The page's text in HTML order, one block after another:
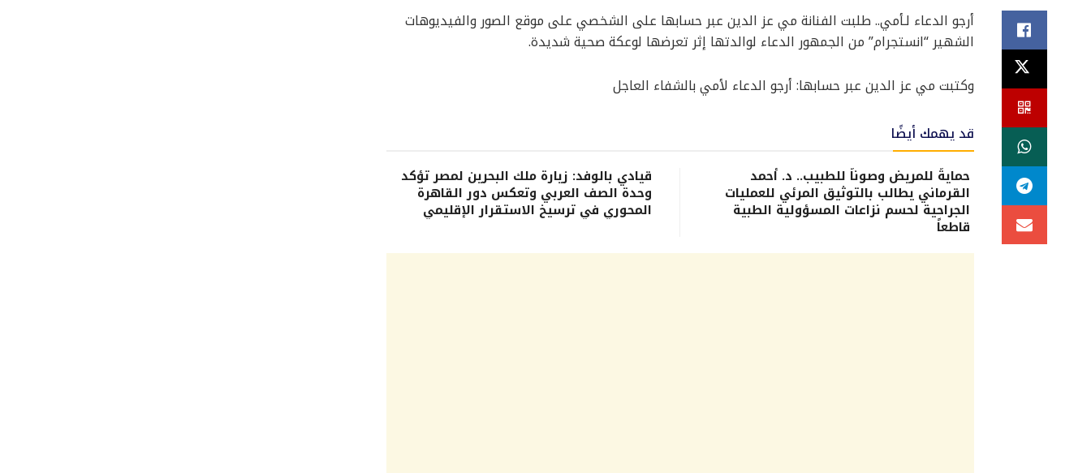
أرجو الدعاء لـأمي.. طلبت الفنانة مي عز الدين عبر حسابها على الشخصي على موقع الصور والفيديوهات
الشهير “انستجرام” من الجمهور الدعاء لوالدتها إثر تعرضها لوعكة صحية شديدة.
وكتبت مي عز الدين عبر حسابها: أرجو الدعاء لأمي بالشفاء العاجل
قد يهمك أيضًا
حمايةً للمريض وصوناً للطبيب.. د. أحمد
القرماني يطالب بالتوثيق المرئي للعمليات
الجراحية لحسم نزاعات المسؤولية الطبية
قاطعاً
قيادي بالوفد: زيارة ملك البحرين لمصر تؤكد
وحدة الصف العربي وتعكس دور القاهرة
المحوري في ترسيخ الاستقرار الإقليمي